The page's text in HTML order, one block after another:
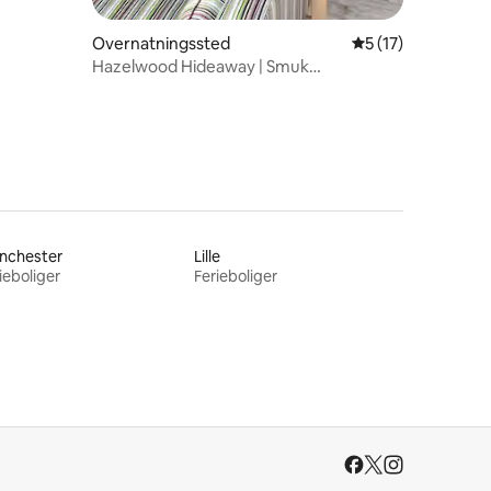
Overnatningssted 5 ud af 5 i
5 (17)
Hazelwood Hideaway | Smuk
Lille
Ferieboliger